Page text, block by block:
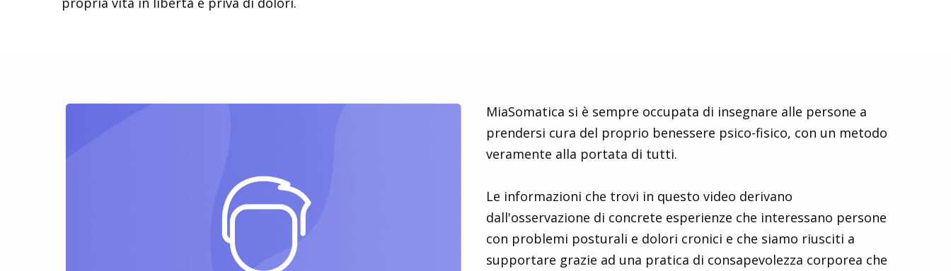
MiaSomatica si è sempre occupata di insegnare alle persone a
prendersi cura del proprio benessere psico-fisico, con un metodo
veramente alla portata di tutti.
Le informazioni che trovi in questo video derivano
dall'osservazione di concrete esperienze che interessano persone
con problemi posturali e dolori cronici e che siamo riusciti a
supportare grazie ad una pratica di consapevolezza corporea che